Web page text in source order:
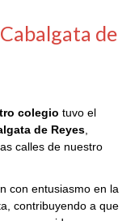
de
colegio tuvo el
de Reyes
calles de nuestro
con entusiasmo en la
contribuyendo a que